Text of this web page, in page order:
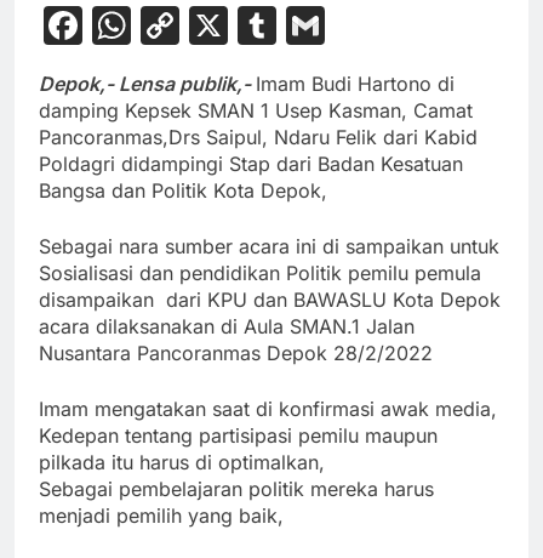
Facebook
WhatsApp
Copy
Link
X Tumblr
Depok,- Lensa publik,- Imam Budi Hartono di
damping Kepsek SMAN 1 Usep Kasman, Camat
Pancoranmas,Drs Saipul, Ndaru Felik dari Kabid
Poldagri didampingi Stap dari Badan Kesatuan
Bangsa dan Politik Kota Depok,
Sebagai nara sumber acara ini di sampaikan untuk
Sosialisasi dan pendidikan Politik pemilu pemula
disampaikan dari KPU dan BAWASLU Kota Depok
acara dilaksanakan di Aula SMAN.1 Jalan
Nusantara Pancoranmas Depok 28/2/2022
Imam mengatakan saat di konfirmasi awak media,
Kedepan tentang partisipasi pemilu maupun
pilkada itu harus di optimalkan,
Sebagai pembelajaran politik mereka harus
menjadi pemilih yang baik,